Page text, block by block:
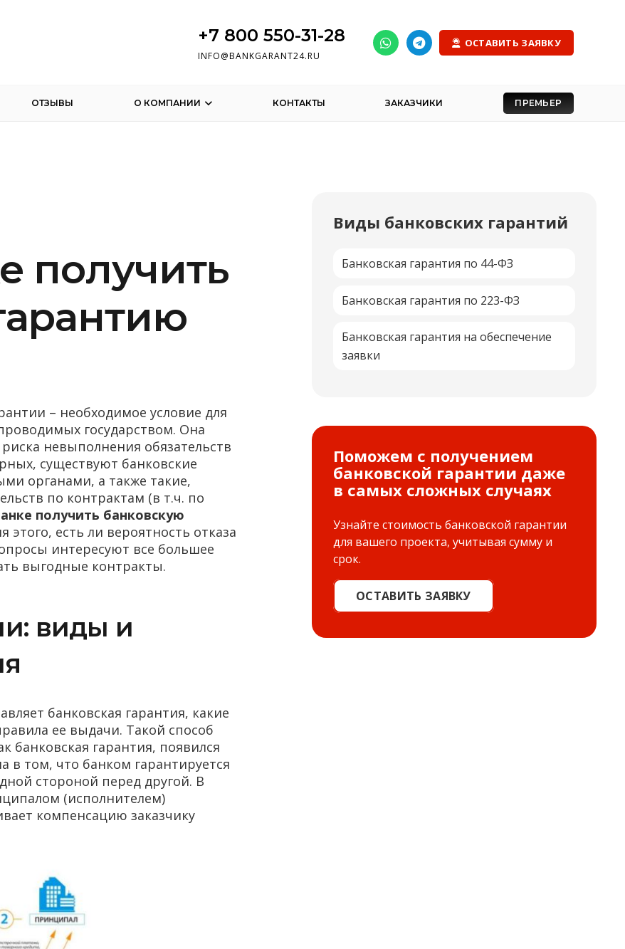
+7 800 550-31-28
INFO@BANKGARANT24.RU
ОСТАВИТЬ ЗАЯВКУ
ОТЗЫВЫ О КОМПАНИИ КОНТАКТЫ ЗАКАЗЧИКИ ПРЕМЬЕР
получить
– необходимое условие для
государством. Она
невыполнения обязательств
существуют банковские
органами, а также такие,
по контрактам (в т.ч. по
получить банковскую
есть ли вероятность отказа
интересуют все большее
выгодные контракты.
виды и
банковская гарантия, какие
ее выдачи. Такой способ
банковская гарантия, появился
в том, что банком гарантируется
стороной перед другой. В
(исполнителем)
компенсацию заказчику
Виды банковских гарантий
Банковская гарантия по 44-ФЗ
Банковская гарантия по 223-ФЗ
Банковская гарантия на обеспечение
заявки
Поможем с получением
банковской гарантии даже
в самых сложных случаях
Узнайте стоимость банковской гарантии
для вашего проекта, учитывая сумму и
срок.
ОСТАВИТЬ ЗАЯВКУ